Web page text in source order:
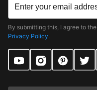
By submitting this, I agree to the
Privacy Policy.